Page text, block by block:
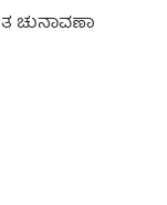
ಚುನಾವಣಾ